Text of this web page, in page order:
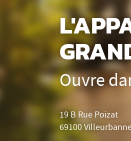
Ouvre
19 B Rue Poizat
69100